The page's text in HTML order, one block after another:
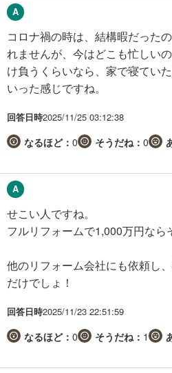
コロナ禍の時は、結構暇だった
れませんが、今はどこも忙しい
け負うくらいなら、家で寝てい
いった感じですね。
回答日時2025/11/25 03:12:38
なるほど： 0 そうだね： 0
せこい人ですね。
フルリフォームで1,000万円なら
他のリフォーム会社にも依頼し
だけでしょ！
回答日時2025/11/23 22:51:59
なるほど： 0 そうだね： 1